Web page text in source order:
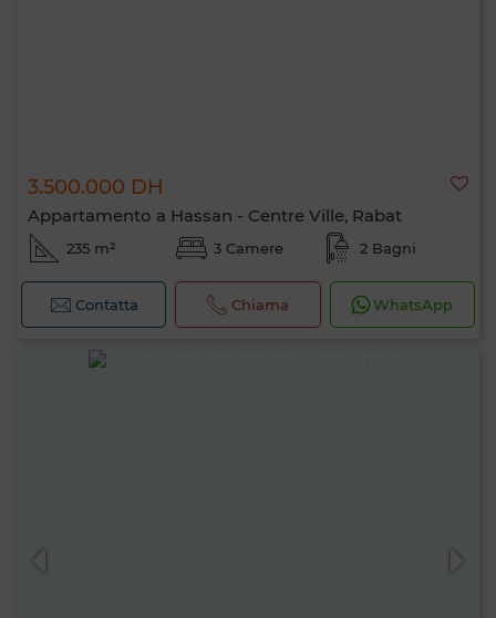
3.500.000 DH
Appartamento a Hassan - Centre Ville, Rabat
235 m² 3 Camere 2 Bagni
Contatta Chiama WhatsApp